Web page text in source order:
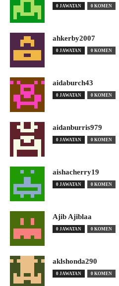
0 JAWATAN 0 KOMEN
ahkerby2007
0 JAWATAN 0 KOMEN
aidaburch43
0 JAWATAN 0 KOMEN
aidanburris979
0 JAWATAN 0 KOMEN
aishacherry19
0 JAWATAN 0 KOMEN
Ajib Ajiblaa
0 JAWATAN 0 KOMEN
aklshonda290
0 JAWATAN 0 KOMEN